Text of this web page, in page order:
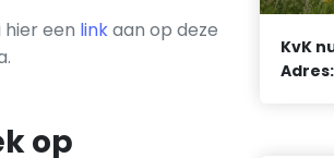
een linkaan op deze
op
KvK
Adres: